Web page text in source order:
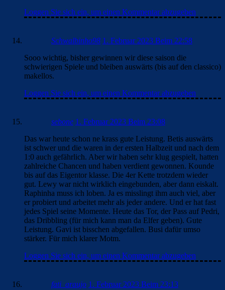
Loggen Sie sich ein, um einen Kommentar abzugeben
Schwalbinho98 1. Februar 2023 Beim 22:58
Sooo wichtig, bisher gewinnen wir diese saison die
schwierigen Spiele und bleiben auswärts (bis auf den classico)
makellos.
Loggen Sie sich ein, um einen Kommentar abzugeben
sebone 1. Februar 2023 Beim 23:08
Das war heute schon ne krass gute Leistung. Betis auswärts
ist schwer und die waren in der ersten Halbzeit und nach dem
1:0 auch gefährlich. Aber wir haben sehr klug gespielt, hatten
zahlreiche Chancen und haben verdient gewonnen. Kounde
bis auf das Eigentor klasse. Die 4er Kette trotzdem wieder
gut. Lewy war nicht wirklich eingebunden, aber dann eiskalt.
Raphinha muss ich loben. Ja es misslingt ihm auch viel, aber
er probiert und arbeitet mehr als jeder andere. Und er hat fast
jedes Spiel seine Momente. Heute das Tor, der Pass auf Pedri,
das Dribbling (für mich kann man da Elfer geben). Gute
Leistung. Gavi ist bisschen abgefallen. Busi dafür umso
stärker. Für mich klarer Motm.
Loggen Sie sich ein, um einen Kommentar abzugeben
fati_araujo 1. Februar 2023 Beim 23:13